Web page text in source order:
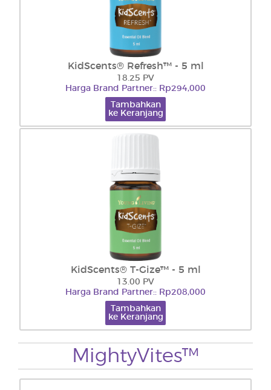
KidScents® Refresh™ - 5 ml
18.25 PV
Harga Brand Partner:: Rp294,000
Tambahkan
ke Keranjang
KidScents® T-Gize™ - 5 ml
13.00 PV
Harga Brand Partner:: Rp208,000
Tambahkan
ke Keranjang
MightyVites™